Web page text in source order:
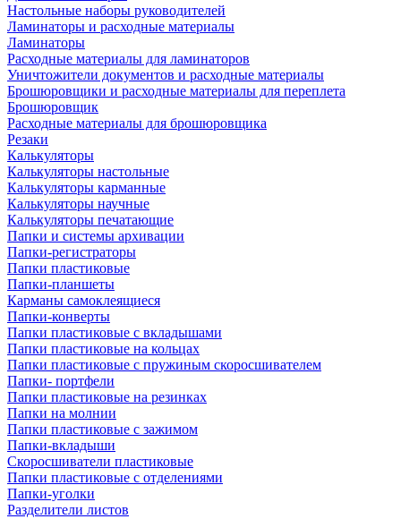
Настольные наборы руководителей
Ламинаторы и расходные материалы
Ламинаторы
Расходные материалы для ламинаторов
Уничтожители документов и расходные материалы
Брошюровщики и расходные материалы для переплета
Брошюровщик
Расходные материалы для брошюровщика
Резаки
Калькуляторы
Калькуляторы настольные
Калькуляторы карманные
Калькуляторы научные
Калькуляторы печатающие
Папки и системы архивации
Папки-регистраторы
Папки пластиковые
Папки-планшеты
Карманы самоклеящиеся
Папки-конверты
Папки пластиковые с вкладышами
Папки пластиковые на кольцах
Папки пластиковые с пружиным скоросшивателем
Папки- портфели
Папки пластиковые на резинках
Папки на молнии
Папки пластиковые с зажимом
Папки-вкладыши
Скоросшиватели пластиковые
Папки пластиковые с отделениями
Папки-уголки
Разделители листов